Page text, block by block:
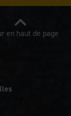
en haut de page